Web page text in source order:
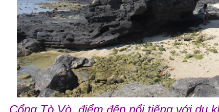
Cổng Tò Vò, điểm đến nổi tiếng với du